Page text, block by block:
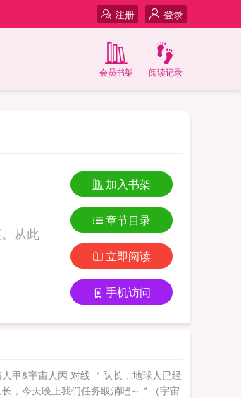
登录
注册
阅读记录
会员书架
从此
加入书架
章节目录
立即阅读
手机访问
甲&宇宙人丙 对线 ＂队长，地球人已经
，今天晚上我们任务取消吧～＂（宇宙